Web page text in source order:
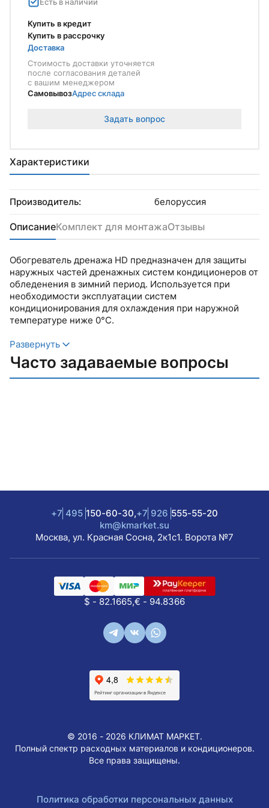
Характеристики
Производитель: белоруссия
Купить в кредит
Купить в рассрочку
Доставка
Стоимость доставки уточняется
после согласования деталей
с вашим менеджером
СамовывозАдрес склада
Задать вопрос
ОписаниеКомплект для монтажаОтзывы
Обогреватель дренажа HD предназначен для защиты
наружных частей дренажных систем кондиционеров от
обледенения в зимний период. Используется при
необходимости эксплуатации систем
кондиционирования для охлаждения при наружной
температуре ниже 0°С.
Развернуть
Часто задаваемые вопросы
+7 495 150-60-30,+7 926 555-55-20
km@kmarket.su
Москва, ул. Красная Сосна, 2к1с1. Ворота №7
$ - 82.1665,€ - 94.8366
© 2016 - 2026 КЛИМАТ МАРКЕТ.
Полный спектр расходных материалов и кондиционеров.
Все права защищены.
Политика обработки персональных данных